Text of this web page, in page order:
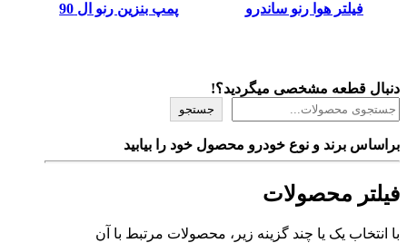
فیلتر هوا رنو ساندرو پمپ بنزین رنو ال 90
دنبال قطعه مشخصی میگردید؟!
جستجو
براساس برند و نوع خودرو محصول خود را بیابید
فیلتر محصولات
با انتخاب یک یا چند گزینه زیر، محصولات مرتبط با آن